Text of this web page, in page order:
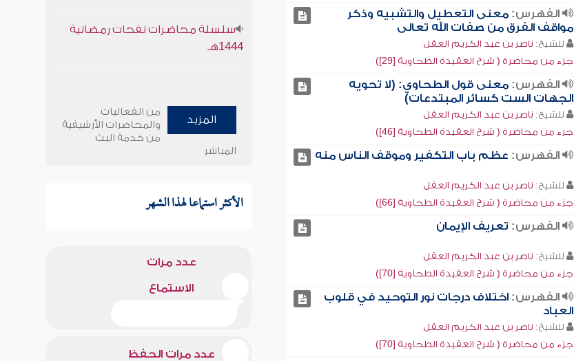
الفهرس: معنى التعطيل والتشبيه وذكر
مواقف الفرق من صفات الله تعالى
للشيخ: ناصر بن عبد الكريم العقل
جزء من محاضرة ( شرح العقيدة الطحاوية [29])
الفهرس: معنى قول الطحاوي: (لا تحويه
الجهات الست كسائر المبتدعات)
للشيخ: ناصر بن عبد الكريم العقل
جزء من محاضرة ( شرح العقيدة الطحاوية [46])
الفهرس: عظم باب التكفير وموقف الناس منه
للشيخ: ناصر بن عبد الكريم العقل
جزء من محاضرة ( شرح العقيدة الطحاوية [66])
الفهرس: تعريف الإيمان
للشيخ: ناصر بن عبد الكريم العقل
جزء من محاضرة ( شرح العقيدة الطحاوية [70])
الفهرس: اختلاف درجات نور التوحيد في قلوب
العباد
للشيخ: ناصر بن عبد الكريم العقل
جزء من محاضرة ( شرح العقيدة الطحاوية [70])
سلسلة محاضرات نفحات رمضانية
1444هـ
المزيد
من الفعاليات
والمحاضرات الأرشيفية
من خدمة البث
المباشر
الأكثر استماعا لهذا الشهر
عدد مرات
الاستماع
عدد مرات الحفظ